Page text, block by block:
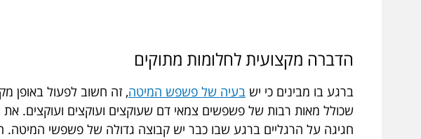
הדברה מקצועית לחלומות מתוקים
ברגע בו מבינים כי יש בעיה של פשפש המיטה, זה חשוב לפעול באופן
שכולל מאות רבות של פשפשים צמאי דם שעוקצים ועוקצים ועוקצים.
חגיגה על הרגליים ברגע שבו כבר יש קבוצה גדולה של פשפשי